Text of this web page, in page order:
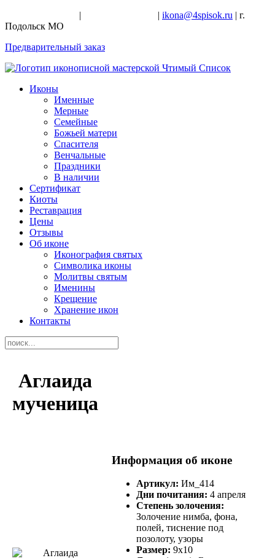
| | ikona@4spisok.ru | г.
Подольск МО
Предварительный заказ
Иконы
Именные
Мерные
Семейные
Божьей матери
Спасителя
Венчальные
Праздники
В наличии
Сертификат
Киоты
Реставрация
Цены
Отзывы
Об иконе
Иконография святых
Символика иконы
Молитвы святым
Именины
Крещение
Хранение икон
Контакты
Аглаида
мученица
Информация об иконе
Артикул: Им_414
Дни почитания: 4 апреля
Степень золочения:
Золочение нимба, фона,
полей, тиснение под
позолоту, узоры
Размер: 9х10